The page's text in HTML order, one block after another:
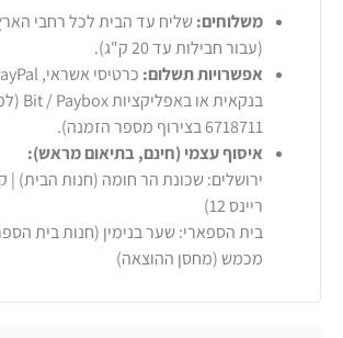
משלוחים:
(עבור חבילות עד 20 ק"ג).
אפשרויות תשלום:
6718711 בצירוף מספר הזמנה).
איסוף עצמי (חינם, בתיאום מראש):
ירושלים: שכונת הר חומה (חנות הבית)
ריינס 12)
בית הספארי: שער בנימין (חנות בית
מכמש (מחסן ההוצאה)